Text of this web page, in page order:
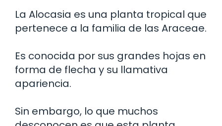
La Alocasia es una planta tropical que
pertenece a la familia de las Araceae.
Es conocida por sus grandes hojas en
forma de flecha y su llamativa
apariencia.
Sin embargo, lo que muchos